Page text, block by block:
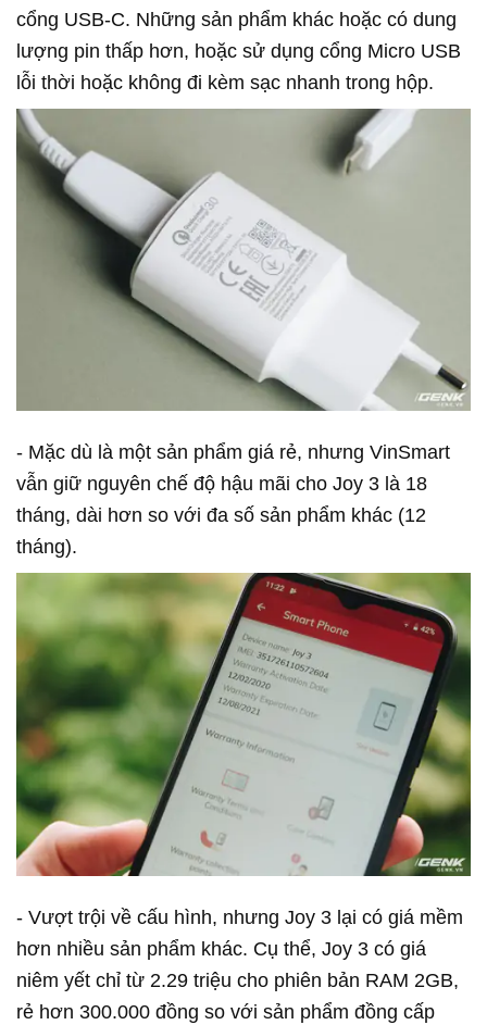
cổng USB-C. Những sản phẩm khác hoặc có dung
lượng pin thấp hơn, hoặc sử dụng cổng Micro USB
lỗi thời hoặc không đi kèm sạc nhanh trong hộp.
- Mặc dù là một sản phẩm giá rẻ, nhưng VinSmart
vẫn giữ nguyên chế độ hậu mãi cho Joy 3 là 18
tháng, dài hơn so với đa số sản phẩm khác (12
tháng).
- Vượt trội về cấu hình, nhưng Joy 3 lại có giá mềm
hơn nhiều sản phẩm khác. Cụ thể, Joy 3 có giá
niêm yết chỉ từ 2.29 triệu cho phiên bản RAM 2GB,
rẻ hơn 300.000 đồng so với sản phẩm đồng cấp